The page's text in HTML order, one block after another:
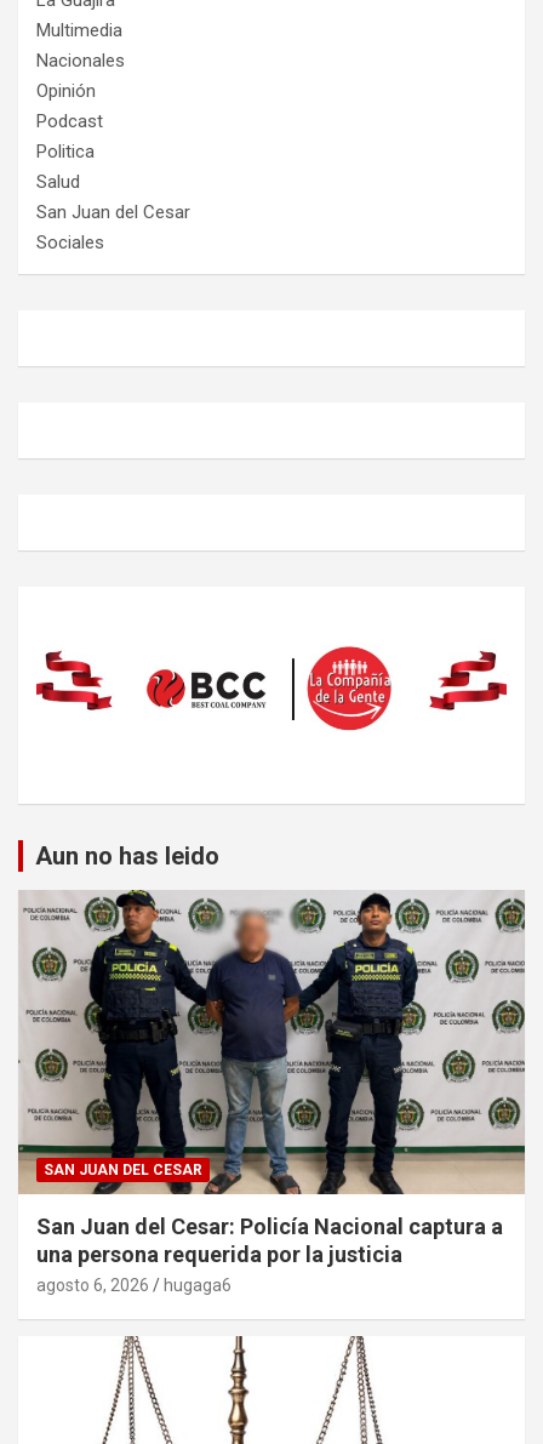
Multimedia
Nacionales
Opinión
Podcast
Politica
Salud
San Juan del Cesar
Sociales
Aun no has leido
SAN JUAN DEL CESAR
San Juan del Cesar: Policía Nacional captura a
una persona requerida por la justicia
agosto 6, 2026 hugaga6